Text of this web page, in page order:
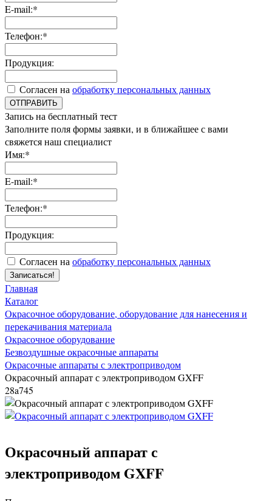
E-mail:*
Телефон:*
Продукция:
Согласен на обработку персональных данных
ОТПРАВИТЬ
Запись на бесплатный тест
Заполните поля формы заявки, и в ближайшее с вами
свяжется наш специалист
Имя:*
E-mail:*
Телефон:*
Продукция:
Согласен на обработку персональных данных
Записаться!
Главная
Каталог
Окрасочное оборудование, оборудование для нанесения и
перекачивания материала
Окрасочное оборудование
Безвоздушные окрасочные аппараты
Окрасочные аппараты с электроприводом
Окрасочный аппарат с электроприводом GXFF
28a745
Окрасочный аппарат с
электроприводом GXFF